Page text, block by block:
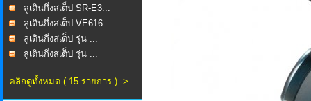
ลู่เดินกึ่งสเต็ป SR-E3...
ลู่เดินกึ่งสเต็ป VE616
ลู่เดินกึ่งสเต็ป รุ่น ...
ลู่เดินกึ่งสเต็ป รุ่น ...
คลิกดูทั้งหมด ( 15 รายการ ) ->